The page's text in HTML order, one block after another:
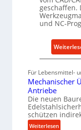
geschaffen.
und NC-
Für Lebensmittel-
Mechanischer
Antriebe
Die neuen
schützen
Weiterlesen: